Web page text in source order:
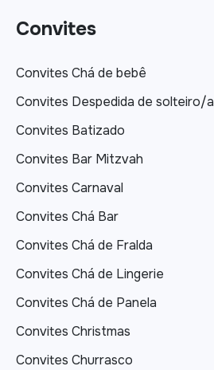
Convites
Convites Chá de bebê
Convites Despedida de solteiro/a
Convites Batizado
Convites Bar Mitzvah
Convites Carnaval
Convites Chá Bar
Convites Chá de Fralda
Convites Chá de Lingerie
Convites Chá de Panela
Convites Christmas
Convites Churrasco